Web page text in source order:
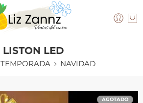
LISTON LED
TEMPORADA NAVIDAD
AGOTADO